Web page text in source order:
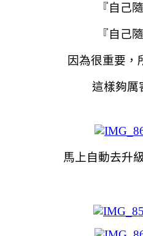
『自己
『自己
因為很重要，
這樣夠厲
馬上自動去升